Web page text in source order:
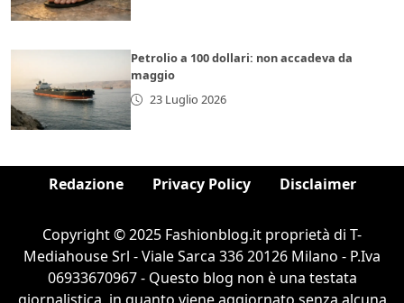
Petrolio a 100 dollari: non accadeva da
maggio
23 Luglio 2026
Redazione Privacy Policy Disclaimer
Copyright © 2025 Fashionblog.it proprietà di T-
Mediahouse Srl - Viale Sarca 336 20126 Milano - P.Iva
06933670967 - Questo blog non è una testata